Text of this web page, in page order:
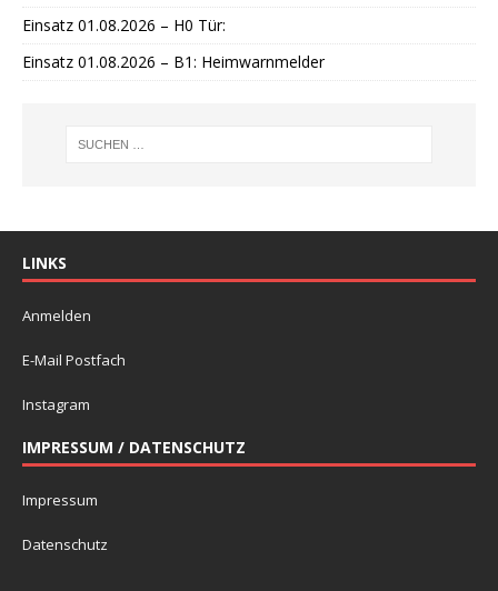
Einsatz 01.08.2026 – H0 Tür:
Einsatz 01.08.2026 – B1: Heimwarnmelder
LINKS
Anmelden
E-Mail Postfach
Instagram
IMPRESSUM / DATENSCHUTZ
Impressum
Datenschutz